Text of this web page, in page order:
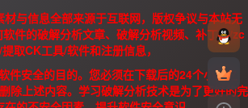
与信息全部来源于互联网，版权争议与本站无
件的破解分析文章、破解分析视频、补丁、/zc
取CK工具/软件和注册信息，
件安全的目的。您必须在下载后的24个小时之
除上述内容。学习破解分析技术是为了更好的完